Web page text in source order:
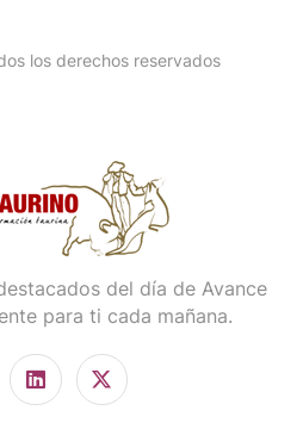
los derechos reservados
del día de Avance
para ti cada mañana.